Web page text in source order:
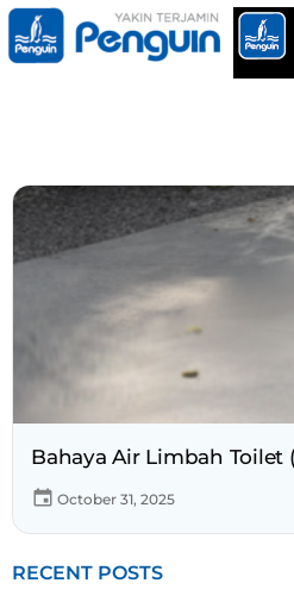
Bahaya Air Limbah
October 31, 2025
RECENT POSTS